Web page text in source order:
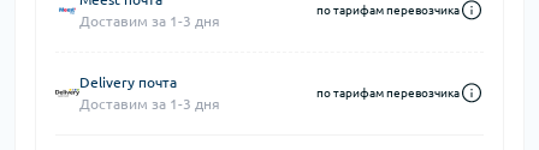
Доставим за 1-3 дня
по тарифам перевозчика
Delivery почта
Доставим за 1-3 дня
по тарифам перевозчика